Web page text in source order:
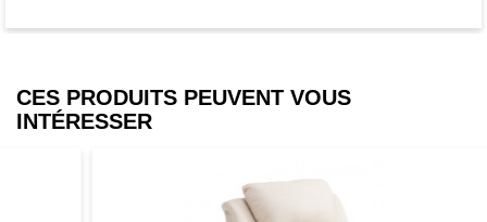
CES PRODUITS PEUVENT VOUS
INTÉRESSER